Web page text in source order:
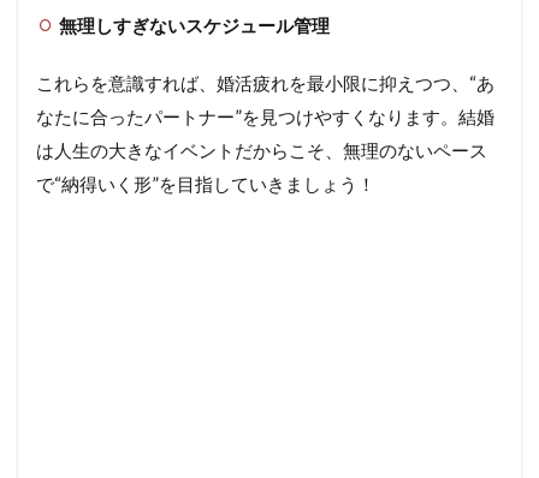
無理しすぎないスケジュール管理
これらを意識すれば、婚活疲れを最小限に抑えつつ、“あ
なたに合ったパートナー”を見つけやすくなります。結婚
は人生の大きなイベントだからこそ、無理のないペース
で“納得いく形”を目指していきましょう！